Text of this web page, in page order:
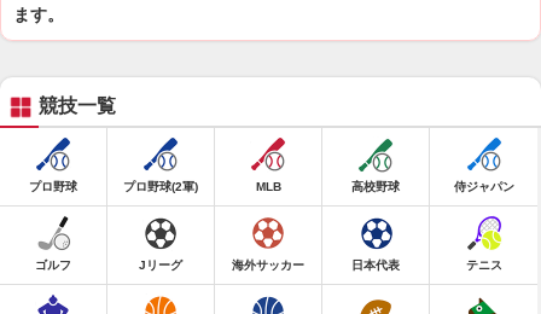
ます。
競技一覧
プロ野球 プロ野球(2軍) MLB 高校野球 侍ジャパン
ゴルフ Jリーグ 海外サッカー 日本代表 テニス